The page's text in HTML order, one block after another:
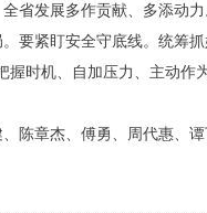
省发展多作贡献、多添动
要紧盯安全守底线。统筹
握时机、自加压力、主动
陈章杰、傅勇、周代惠、